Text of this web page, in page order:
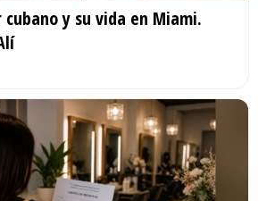
y su vida en Miami.